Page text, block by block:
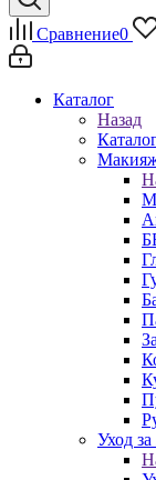
Сравнение0
Каталог
Назад
Уход